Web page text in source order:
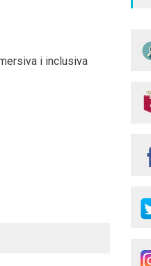
i inclusiva